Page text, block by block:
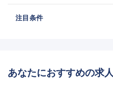
注目条件
あなたにおすすめの求人